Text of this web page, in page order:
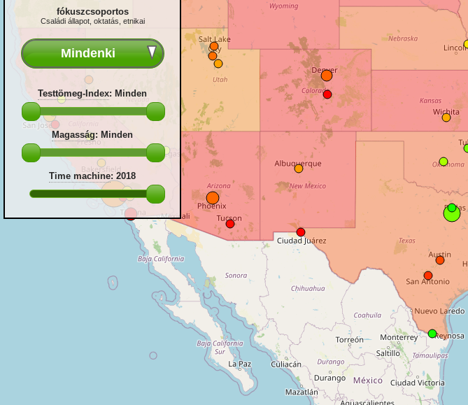
fókuszcsoportos
Családi állapot, oktatás, etnikai
Mindenki
Testtömeg-Index: Minden
Magasság: Minden
Time machine: 2018